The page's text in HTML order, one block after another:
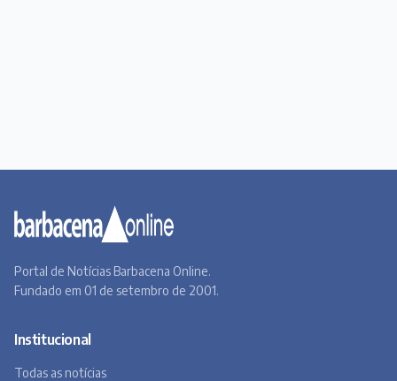
Portal de Notícias Barbacena Online.
Fundado em 01 de setembro de 2001.
Institucional
Todas as notícias